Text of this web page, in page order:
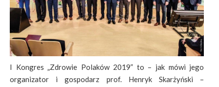
I Kongres „Zdrowie Polaków 2019” to – jak mówi jego
organizator i gospodarz prof. Henryk Skarżyński –